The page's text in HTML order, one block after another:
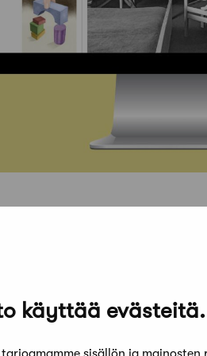
käyttää evästeitä.
uusia, vain verkossa
ja tilaajien luettavissa,
myös
pääsevät nyt kirjautumaan